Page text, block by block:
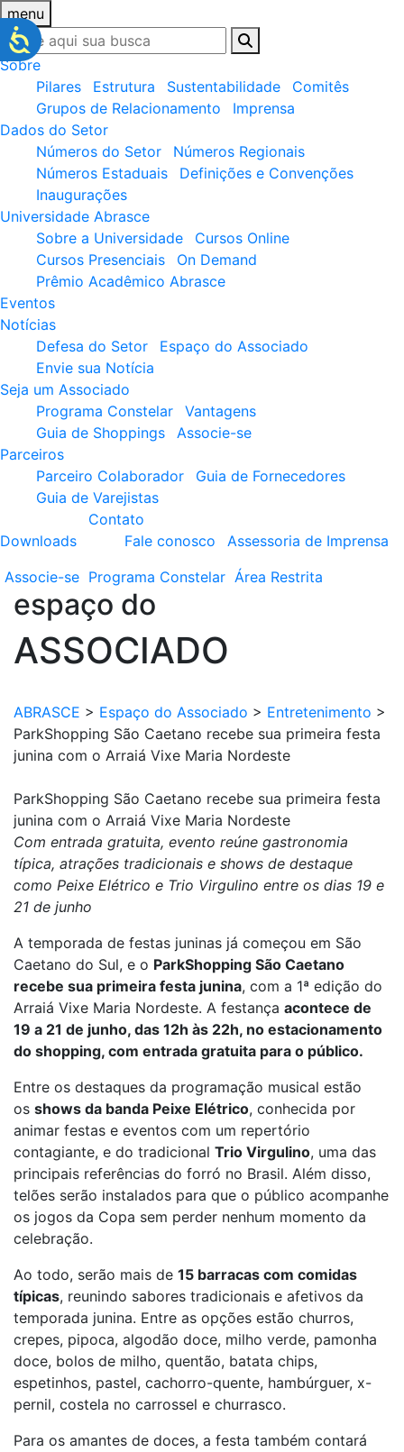
menu
Sobre
Pilares
Estrutura Sustentabilidade
Comitês
Grupos de Relacionamento
Imprensa
Dados do Setor
Números do Setor
Números Regionais
Números Estaduais
Definições e Convenções
Inaugurações
Universidade Abrasce
Sobre a Universidade
Cursos Online
Cursos Presenciais
On Demand
Prêmio Acadêmico Abrasce
Eventos
Notícias
Defesa do Setor
Espaço do Associado
Envie sua Notícia
Seja um Associado
Programa Constelar
Vantagens
Guia de Shoppings
Associe-se
Parceiros
Parceiro Colaborador
Guia de Fornecedores
Guia de Varejistas
Downloads
Contato
Fale conosco
Assessoria de Imprensa
Associe-se Programa Constelar Área Restrita
espaço do
ASSOCIADO
ABRASCE > Espaço do Associado > Entretenimento >
ParkShopping São Caetano recebe sua primeira festa
junina com o Arraiá Vixe Maria Nordeste
ParkShopping São Caetano recebe sua primeira festa
junina com o Arraiá Vixe Maria Nordeste
Com entrada gratuita, evento reúne gastronomia
típica, atrações tradicionais e shows de destaque
como Peixe Elétrico e Trio Virgulino entre os dias 19 e
21 de junho
A temporada de festas juninas já começou em São
Caetano do Sul, e o ParkShopping São Caetano
recebe sua primeira festa junina, com a 1ª edição do
Arraiá Vixe Maria Nordeste. A festança acontece de
19 a 21 de junho, das 12h às 22h, no estacionamento
do shopping, com entrada gratuita para o público.
Entre os destaques da programação musical estão
os shows da banda Peixe Elétrico, conhecida por
animar festas e eventos com um repertório
contagiante, e do tradicional Trio Virgulino, uma das
principais referências do forró no Brasil. Além disso,
telões serão instalados para que o público acompanhe
os jogos da Copa sem perder nenhum momento da
celebração.
Ao todo, serão mais de 15 barracas com comidas
típicas, reunindo sabores tradicionais e afetivos da
temporada junina. Entre as opções estão churros,
crepes, pipoca, algodão doce, milho verde, pamonha
doce, bolos de milho, quentão, batata chips,
espetinhos, pastel, cachorro-quente, hambúrguer, x-
pernil, costela no carrossel e churrasco.
Para os amantes de doces, a festa também contará